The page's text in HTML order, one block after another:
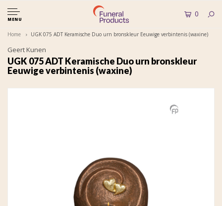
MENU
0
Home UGK 075 ADT Keramische Duo urn bronskleur Eeuwige verbintenis (waxine)
Geert Kunen
UGK 075 ADT Keramische Duo urn bronskleur
Eeuwige verbintenis (waxine)